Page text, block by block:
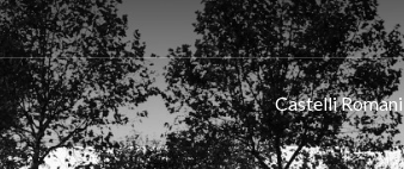
Castelli Romani